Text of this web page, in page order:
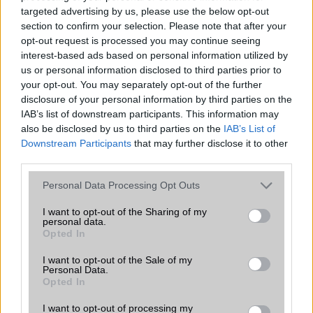
targeted advertising by us, please use the below opt-out
section to confirm your selection. Please note that after your
opt-out request is processed you may continue seeing
interest-based ads based on personal information utilized by
us or personal information disclosed to third parties prior to
your opt-out. You may separately opt-out of the further
disclosure of your personal information by third parties on the
IAB’s list of downstream participants. This information may
also be disclosed by us to third parties on the IAB’s List of
Downstream Participants that may further disclose it to other
Please note that this website/app uses one or more Google
not limited to your visit or usage behaviour. You may click to
grant or deny consent to Google and its third-party tags to
use your data for below specified purposes in below Google
consent section.
Personal Data Processing Opt Outs
I want to opt-out of the Sharing of my
personal data.
Opted In
I want to opt-out of the Sale of my
Personal Data.
Opted In
I want to opt-out of processing my
A kezdőképernyők ikonos és widgetes rácselrendezése
már régóta szabvány – még az okostelefonok korszaka
előtt is létezett. Ez azonban merev, kissé unalmas, és
eléggé korlátozza a felhasználó mozgásterét a
testreszabásban.
Samsung Galaxy márciusi frissítés:
ezek a készülékek kapják meg
2025.03.25| 9to5Google
Galaxy S25, Galaxy Z Fold, Galaxy A széria
KAPCSOLÓDÓ HÍREK
Középkategóriában 144 Hz-es kijelző: megjelent a